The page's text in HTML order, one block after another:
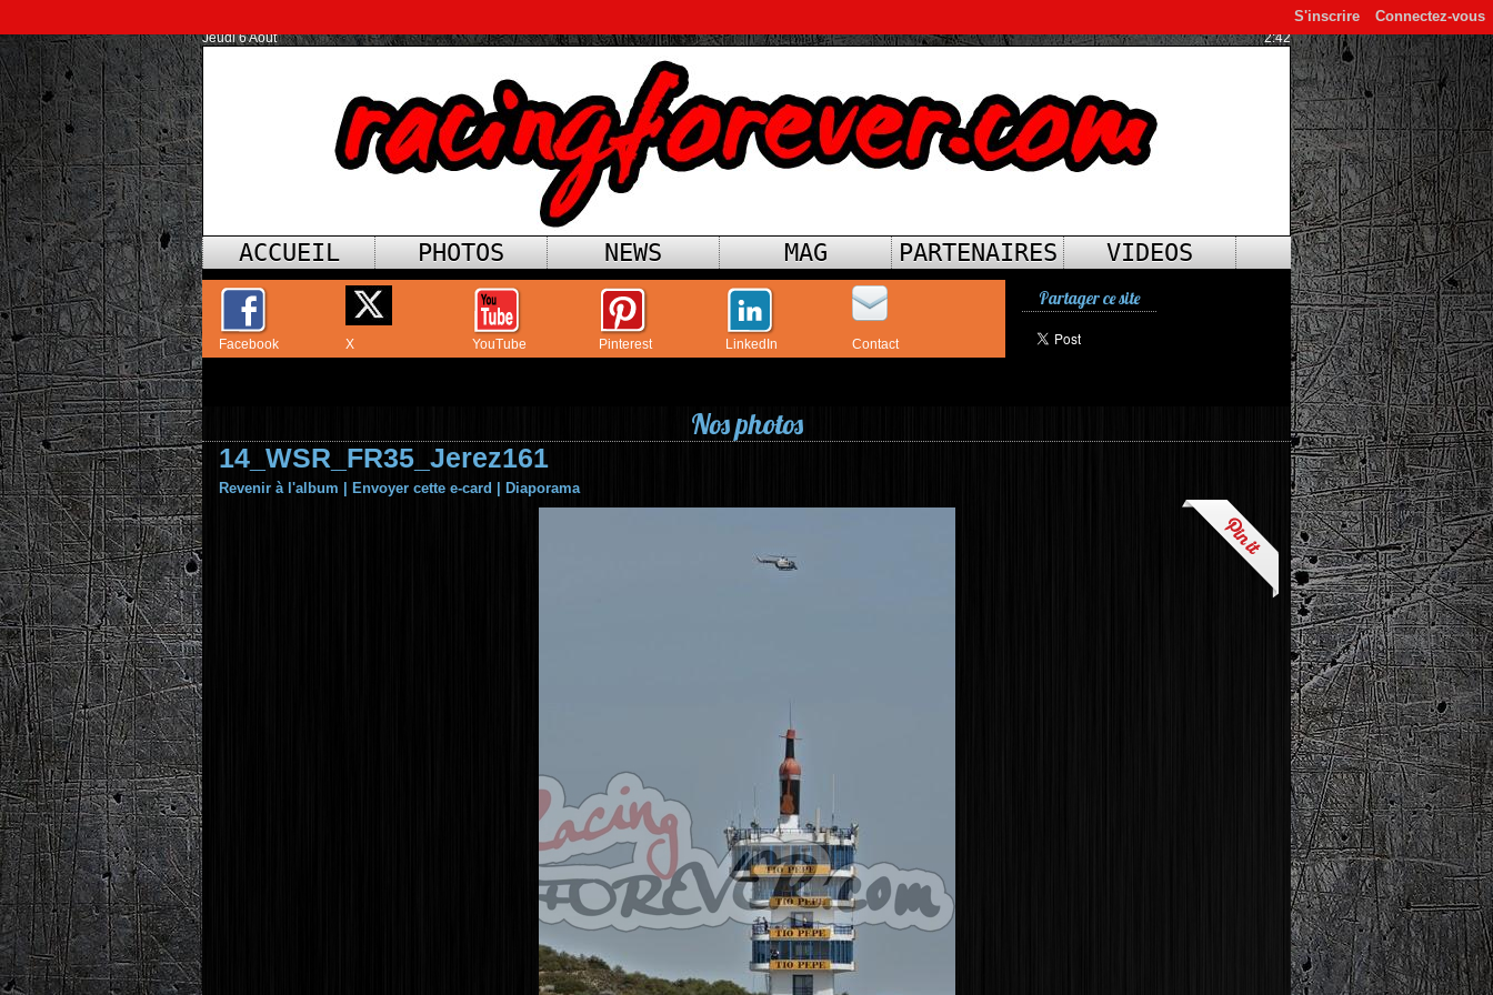
Connectez-vous
S'inscrire
Jeudi 6 Août 2:42
ACCUEIL PHOTOS NEWS MAG PARTENAIRES VIDEOS
Facebook X YouTube Pinterest LinkedIn Contact
Partager ce site
Nos photos
14_WSR_FR35_Jerez161
Revenir à l'album Envoyer cette e-card Diaporama